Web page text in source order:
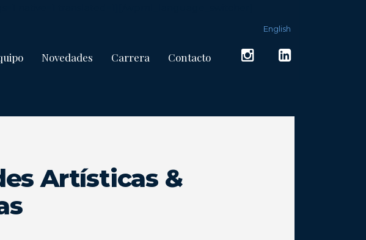
Novedades Carrera Contacto
English
Artísticas &